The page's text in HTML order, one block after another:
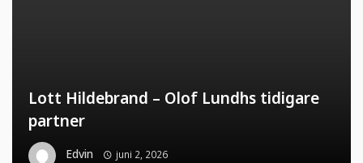
Lott Hildebrand – Olof Lundhs tidigare
partner
Edvin juni 2, 2026